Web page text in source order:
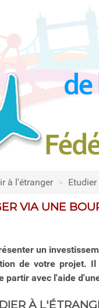
à l'étranger >
VIA UNE
un
de votre projet.
partir avec l'aide
À